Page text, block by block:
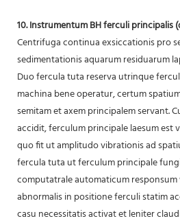
10. Instrumentum BH ferculi principalis
Centrifuga continua exsiccationis pro
sedimentationis aquarum residuarum
Duo fercula tuta reserva utrinque
machina bene operatur, certum
semitam et axem principalem servant.
accidit, ferculum principale laesum est
quo fit ut amplitudo vibrationis ad
fercula tuta ut ferculum principale
computatrale automaticum
abnormalis in positione ferculi statim
casu necessitatis activat et leniter